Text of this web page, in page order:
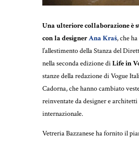
Una ulteriore collaborazione è
con la designerAna Kraš, che
l’allestimento della Stanza del
nella seconda edizione diLife in
stanze della redazione di Vogue
Cadorna, che hanno cambiato
reinventate da designer e
internazionale.
Vetreria Bazzanese ha fornito il